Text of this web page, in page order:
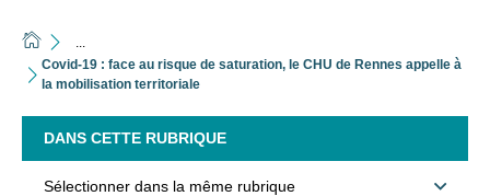
Covid-19 : face au risque de saturation, le CHU de Rennes appelle à
la mobilisation territoriale
DANS CETTE RUBRIQUE
Sélectionner dans la même rubrique